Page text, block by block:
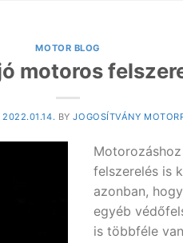
MOTOR BLOG
motoros
2022.01.14. BYJOGOSÍTVÁNY
felszerelés is
azonban,
egyéb
is többféle